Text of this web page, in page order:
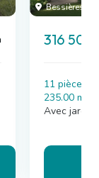
Bessières
316 500
11 pièces ,
235.00 m²
Avec